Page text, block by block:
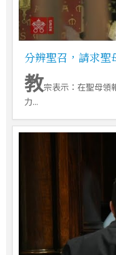
分辨聖召，請求聖
教宗表示：在聖母領
力...